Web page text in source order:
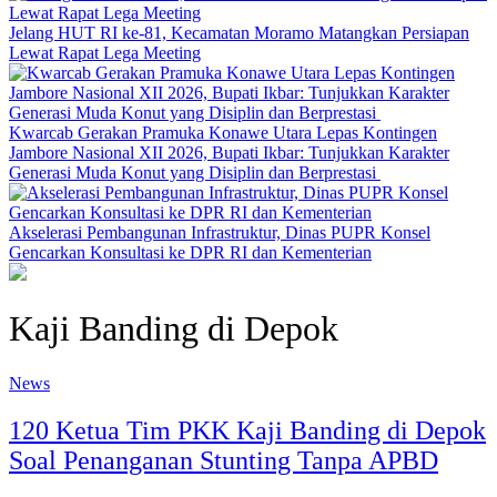
‎Jelang HUT RI ke-81, Kecamatan Moramo Matangkan Persiapan
Lewat Rapat Lega Meeting
‎Kwarcab Gerakan Pramuka Konawe Utara Lepas Kontingen
Jambore Nasional XII 2026, Bupati Ikbar: Tunjukkan Karakter
Generasi Muda Konut yang Disiplin dan Berprestasi ‎
Akselerasi Pembangunan Infrastruktur, Dinas PUPR Konsel
Gencarkan Konsultasi ke DPR RI dan Kementerian
Kaji Banding di Depok
News
120 Ketua Tim PKK Kaji Banding di Depok
Soal Penanganan Stunting Tanpa APBD